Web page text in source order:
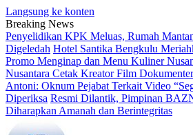
Langsung ke konten
Breaking News
Penyelidikan KPK Meluas, Rumah
Digeledah Hotel Santika Bengkulu
Promo Menginap dan Menu Kuliner
Nusantara Cetak Kreator Film
Antoni: Oknum Pejabat Terkait Video
Diperiksa Resmi Dilantik, Pimpinan
Diharapkan Amanah dan Berintegritas